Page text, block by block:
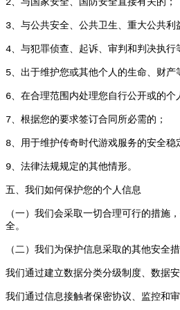
3、 与公共安全、 公共卫生、 重大公共利
4、 与犯罪侦查、 起诉、 审判和判决执行
5、 出于维护您或其他个人的生命、 财产
6、 在合理范围内处理您自行公开或的
7、 根据您的要求签订合同所必需的 ；
8、 用于维护传奇时代游戏服务的安全稳
9、 法律法规规定的其他情形。
五、 我们如何保护您的个人信息
（一） 我们会采取一切合理可行的措施 ，
全。
（二） 我们为保护信息采取的其他安全
我们通过建立数据分类分级制度、 数据
我们通过信息接触者保密协议、 监控和